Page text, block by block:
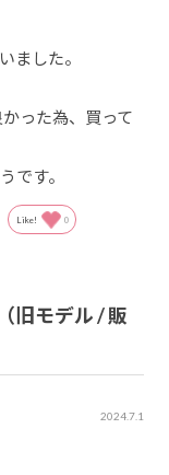
ました。
った為、買って
です。
Like! 0
旧モデル / 販
2024.7.1